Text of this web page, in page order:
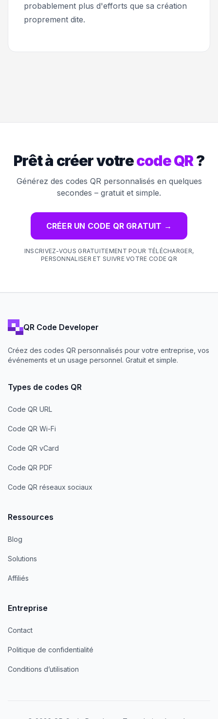
probablement plus d'efforts que sa création
proprement dite.
Prêt à créer votrecode QR?
Générez des codes QR personnalisés en quelques
secondes – gratuit et simple.
CRÉER UN CODE QR GRATUIT →
INSCRIVEZ-VOUS GRATUITEMENT POUR TÉLÉCHARGER,
PERSONNALISER ET SUIVRE VOTRE CODE QR
QR Code Developer
Créez des codes QR personnalisés pour votre entreprise, vos
événements et un usage personnel. Gratuit et simple.
Types de codes QR
Code QR URL
Code QR Wi-Fi
Code QR vCard
Code QR PDF
Code QR réseaux sociaux
Ressources
Blog
Solutions
Affiliés
Entreprise
Contact
Politique de confidentialité
Conditions d’utilisation